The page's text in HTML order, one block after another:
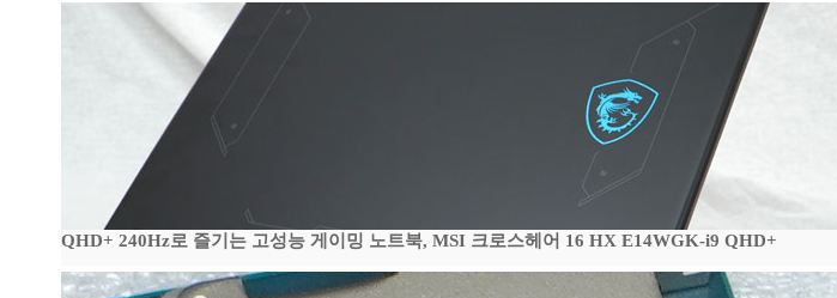
QHD+ 240Hz로 즐기는 고성능 게이밍 노트북, MSI 크로스헤어 16 HX E14WGK-i9 QHD+